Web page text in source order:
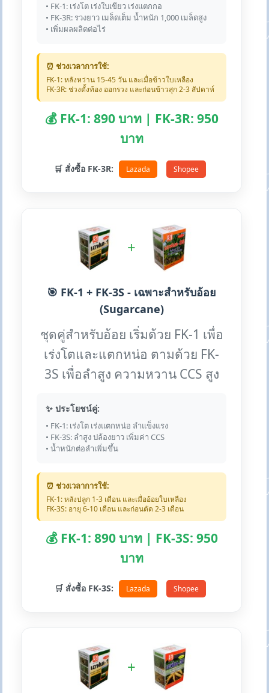
• FK-1: เร่งโต เร่งใบเขียว เร่งแตกกอ
• FK-3R: รวงยาว เมล็ดเต็ม น้ำหนัก 1,000 เมล็ดสูง
• เพิ่มผลผลิตต่อไร่
⏰ ช่วงเวลาการใช้:
FK-1: หลังหว่าน 15-45 วัน และเมื่อข้าวใบเหลือง
FK-3R: ช่วงตั้งท้อง ออกรวง และก่อนข้าวสุก 2-3 สัปดาห์
💰 FK-1: 890 บาท | FK-3R: 950
บาท
🛒 สั่งซื้อ FK-3R: Lazada Shopee
+
🎯 FK-1 + FK-3S - เฉพาะสำหรับอ้อย
(Sugarcane)
ชุดคู่สำหรับอ้อย เริ่มด้วย FK-1 เพื่อ
เร่งโตและแตกหน่อ ตามด้วย FK-
3S เพื่อลำสูง ความหวาน CCS สูง
✨ ประโยชน์คู่:
• FK-1: เร่งโต เร่งแตกหน่อ ลำแข็งแรง
• FK-3S: ลำสูง ปล้องยาว เพิ่มค่า CCS
• น้ำหนักต่อลำเพิ่มขึ้น
⏰ ช่วงเวลาการใช้:
FK-1: หลังปลูก 1-3 เดือน และเมื่ออ้อยใบเหลือง
FK-3S: อายุ 6-10 เดือน และก่อนตัด 2-3 เดือน
💰 FK-1: 890 บาท | FK-3S: 950
บาท
🛒 สั่งซื้อ FK-3S: Lazada Shopee
+